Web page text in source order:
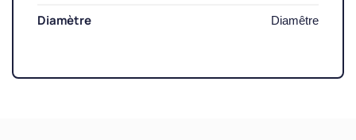
Diamètre Diamêtre